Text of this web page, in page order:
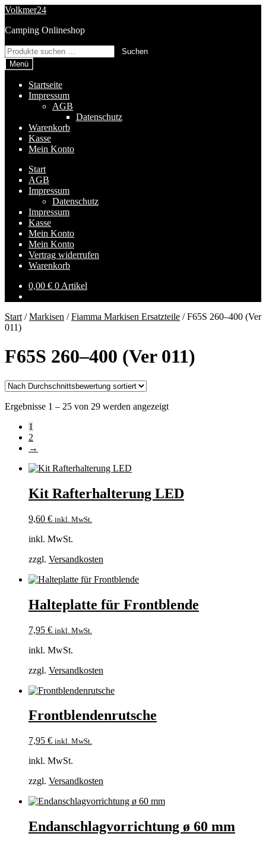
Zur
springen
Zum
springen
Volkmer24
Camping Onlineshop
Suchen
nach:
Suchen
Menü
Startseite
Impressum
AGB
Datenschutz
Warenkorb
Kasse
Mein Konto
Start
AGB
Impressum
Datenschutz
Impressum
Kasse
Mein Konto
Mein Konto
Vertrag widerrufen
Warenkorb
0,00 € 0 Artikel
Start /Markisen /Fiamma Markisen Ersatzteile /F65S 260–400 (Ver
011)
F65S 260–400 (Ver 011)
Ergebnisse 1 – 25 von 29 werden angezeigtNach
1
2
→
Kit Rafterhalterung LED
9,60 € inkl. MwSt.
inkl. MwSt.
zzgl. Versandkosten
Halteplatte für Frontblende
7,95 € inkl. MwSt.
inkl. MwSt.
zzgl. Versandkosten
Frontblendenrutsche
7,95 € inkl. MwSt.
inkl. MwSt.
zzgl. Versandkosten
Endanschlagvorrichtung ø 60 mm